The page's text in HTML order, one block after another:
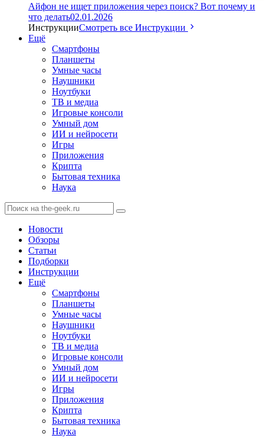
Айфон не ищет приложения через поиск? Вот почему и
что делать02.01.2026
ИнструкцииСмотреть все Инструкции
Ещё
Смартфоны
Планшеты
Умные часы
Наушники
Ноутбуки
ТВ и медиа
Игровые консоли
Умный дом
ИИ и нейросети
Игры
Приложения
Крипта
Бытовая техника
Наука
Новости
Обзоры
Статьи
Подборки
Инструкции
Ещё
Смартфоны
Планшеты
Умные часы
Наушники
Ноутбуки
ТВ и медиа
Игровые консоли
Умный дом
ИИ и нейросети
Игры
Приложения
Крипта
Бытовая техника
Наука